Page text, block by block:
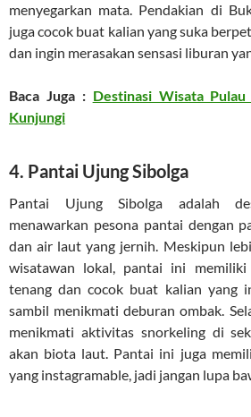
menyegarkan mata. Pendakian di
juga cocok buat kalian yang suka
dan ingin merasakan sensasi liburan
Baca Juga : Destinasi Wisata
Kunjungi
4. Pantai Ujung Sibolga
Pantai Ujung Sibolga adalah
menawarkan pesona pantai dengan
dan air laut yang jernih. Meskipun
wisatawan lokal, pantai ini memiliki
tenang dan cocok buat kalian yang
sambil menikmati deburan ombak.
menikmati aktivitas snorkeling di
akan biota laut. Pantai ini juga
yang instagramable, jadi jangan lupa